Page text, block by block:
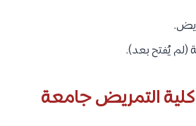
(لم يُفتح بعد).
التمريض جامعة